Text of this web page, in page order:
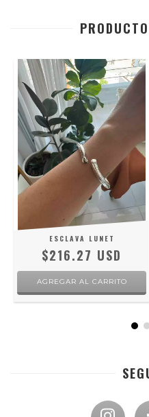
ESCLAVA LUNET
$216.27 USD